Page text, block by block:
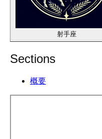
射手座
Sections
概要